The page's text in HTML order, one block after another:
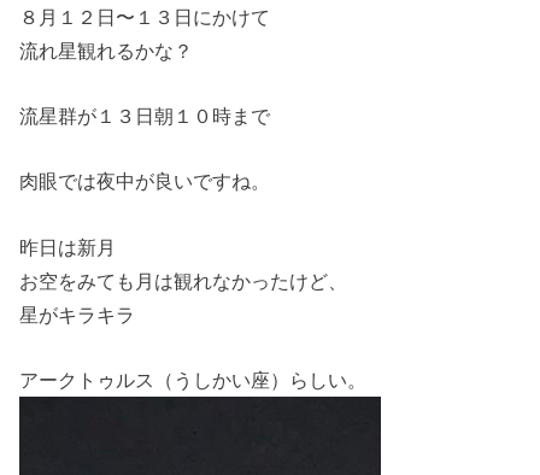
８月１２日〜１３日にかけて
流れ星観れるかな？
流星群が１３日朝１０時まで
肉眼では夜中が良いですね。
昨日は新月
お空をみても月は観れなかったけど、
星がキラキラ
アークトゥルス（うしかい座）らしい。